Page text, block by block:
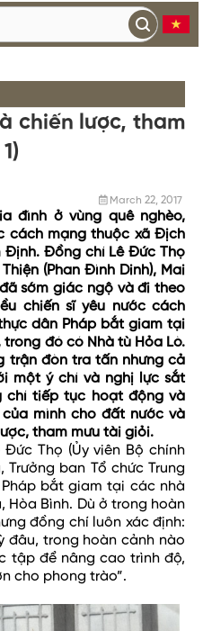
chiến lược, tham
March 22, 2017
đình ở vùng quê nghèo,
cách mạng thuộc xã Địch
Định. Đồng chí Lê Đức Thọ
(Phan Đình Dinh), Mai
sớm giác ngộ và đi theo
chiến sĩ yêu nước cách
dân Pháp bắt giam tại
đó có Nhà tù Hỏa Lò.
trận đòn tra tấn nhưng cả
một ý chí và nghị lực sắt
chí tiếp tục hoạt động và
mình cho đất nước và
tham mưu tài giỏi.
Thọ (Ủy viên Bộ chính
ban Tổ chức Trung
bắt giam tại các nhà
Hòa Bình. Dù ở trong hoàn
đồng chí luôn xác định:
đâu, trong hoàn cảnh nào
tập để nâng cao trình độ,
cho phong trào”.